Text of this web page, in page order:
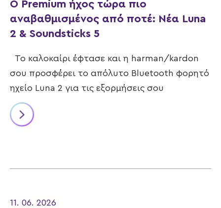
Ο Premium ήχος τώρα πιο
αναβαθμισμένος από ποτέ: Νέα Luna
2 & Soundsticks 5
Το καλοκαίρι έφτασε και η harman/kardon
σου προσφέρει το απόλυτο Bluetooth φορητό
ηχείο Luna 2 για τις εξορμήσεις σου
11. 06. 2026